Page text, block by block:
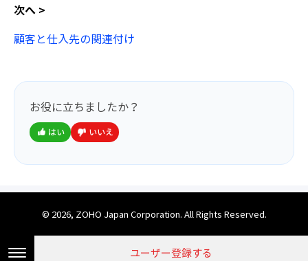
次へ >
顧客と仕入先の関連付け
お役に立ちましたか？
はい いいえ
© 2026, ZOHO Japan Corporation. All Rights Reserved.
ユーザー登録する